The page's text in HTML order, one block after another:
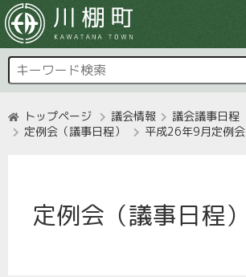
トップページ 議会情報
議会議事日程
定例会（議事日程）
平成26年9月定例会
定例会（議事日程）